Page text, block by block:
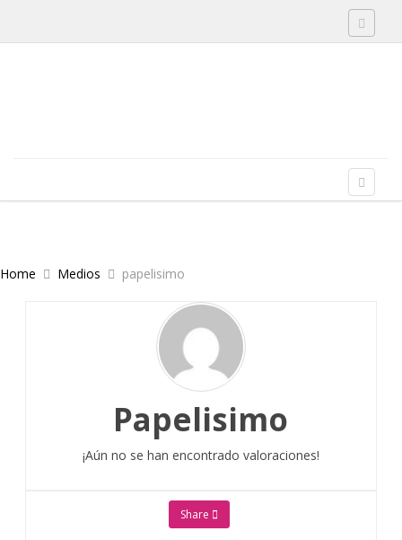
Home Medios papelisimo
Papelisimo
¡Aún no se han encontrado valoraciones!
Share